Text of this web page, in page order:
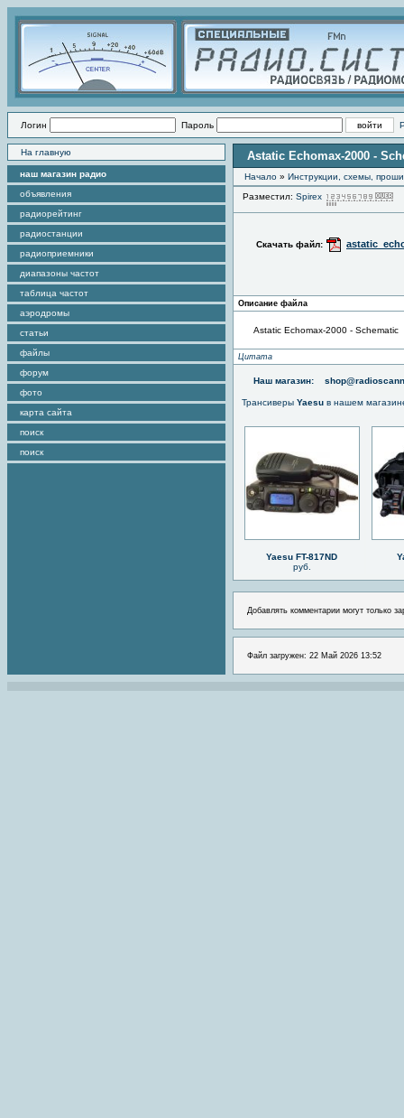
Логин Пароль
На главную
наш магазин радио
объявления
радиорейтинг
радиостанции
радиоприемники
диапазоны частот
таблица частот
аэродромы
статьи
файлы
форум
фото
карта сайта
поиск
поиск
Astatic Echomax-2000 -
Начало » Инструкции, схемы,
Разместил: Spirex
Скачать файл:
Описание файла
Astatic Echomax-2000 - Schematic
Цитата
Наш магазин:
Трансиверы Yaesu в нашем
Yaesu FT-817ND
руб.
Добавлять комментарии могут только
Файл загружен: 22 Май 2026 13:52